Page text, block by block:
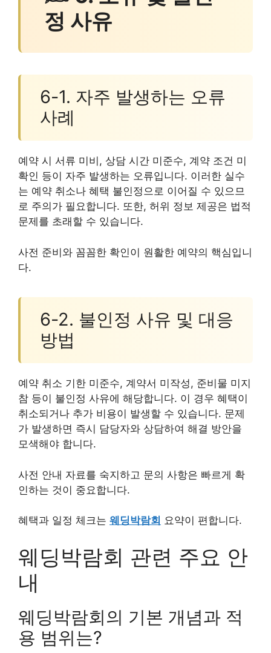
정 사유
6-1. 자주 발생하는 오류
사례
예약 시 서류 미비, 상담 시간 미준수, 계약 조건 미
확인 등이 자주 발생하는 오류입니다. 이러한 실수
는 예약 취소나 혜택 불인정으로 이어질 수 있으므
로 주의가 필요합니다. 또한, 허위 정보 제공은 법적
문제를 초래할 수 있습니다.
사전 준비와 꼼꼼한 확인이 원활한 예약의 핵심입니
다.
6-2. 불인정 사유 및 대응
방법
예약 취소 기한 미준수, 계약서 미작성, 준비물 미지
참 등이 불인정 사유에 해당합니다. 이 경우 혜택이
취소되거나 추가 비용이 발생할 수 있습니다. 문제
가 발생하면 즉시 담당자와 상담하여 해결 방안을
모색해야 합니다.
사전 안내 자료를 숙지하고 문의 사항은 빠르게 확
인하는 것이 중요합니다.
혜택과 일정 체크는 웨딩박람회 요약이 편합니다.
웨딩박람회 관련 주요 안
내
웨딩박람회의 기본 개념과 적
용 범위는?